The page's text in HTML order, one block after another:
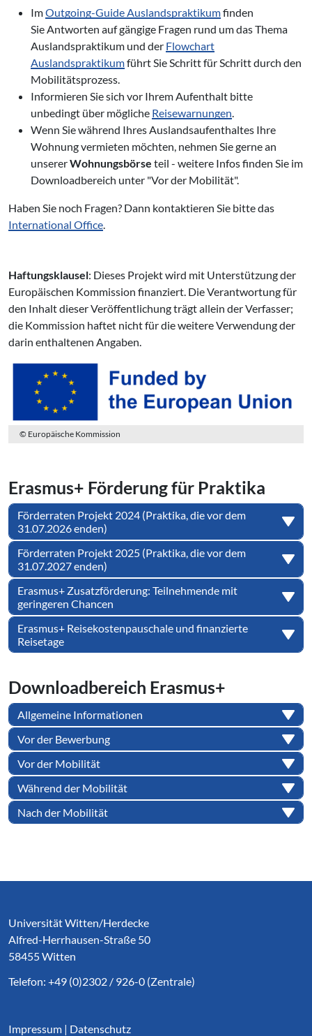
© Europäische Kommission
ImOutgoing-Guide Auslandspraktikumfinden
Sie Antworten auf gängige Fragen rund um das Thema
Auslandspraktikum und der Flowchart
Auslandspraktikumführt Sie Schritt für Schritt durch den
Mobilitätsprozess.
Informieren Sie sich vor Ihrem Aufenthalt bitte
unbedingt über mögliche Reisewarnungen.
Wenn Sie während Ihres Auslandsaufenthaltes Ihre
Wohnung vermieten möchten, nehmen Sie gerne an
unsererWohnungsbörse teil - weitere Infos finden Sie im
Downloadbereich unter "Vor der Mobilität".
Haben Sie noch Fragen? Dann kontaktieren Sie bitte das
International Office.
Haftungsklausel: Dieses Projekt wird mit Unterstützung der
Europäischen Kommission finanziert. Die Verantwortung für
den Inhalt dieser Veröffentlichung trägt allein der Verfasser;
die Kommission haftet nicht für die weitere Verwendung der
darin enthaltenen Angaben.
Erasmus+ Förderung für Praktika
Förderraten Projekt 2024 (Praktika, die vor dem
31.07.2026 enden)
Förderraten Projekt 2025 (Praktika, die vor dem
31.07.2027 enden)
Erasmus+ Zusatzförderung: Teilnehmende mit
geringeren Chancen
Erasmus+ Reisekostenpauschale und finanzierte
Reisetage
Down­load­be­reich Erasmus+
Allgemeine Informationen
Vor der Bewerbung
Vor der Mobilität
Während der Mobilität
Nach der Mobilität
Universität Witten/Herdecke
Alfred-Herrhausen-Straße 50
58455 Witten
Telefon: +49 (0)2302 / 926-0 (Zentrale)
Impressum | Datenschutz